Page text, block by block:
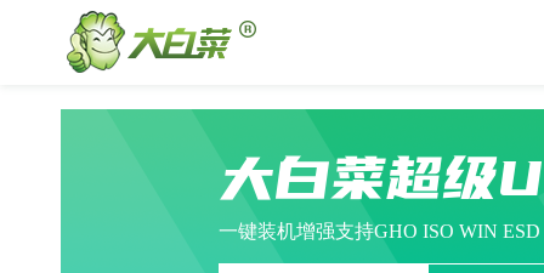
大白菜超级
一键装机增强支持GHO ISO WIN